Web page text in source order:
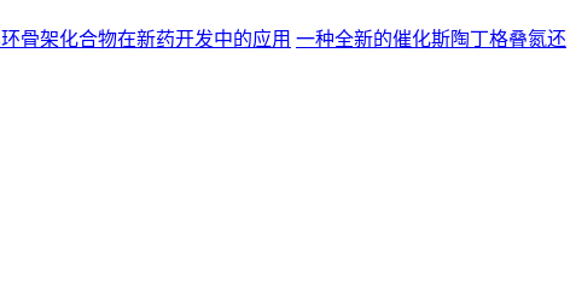
一种全新的催化斯陶丁格叠氮还